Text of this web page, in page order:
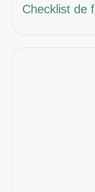
Checklist de